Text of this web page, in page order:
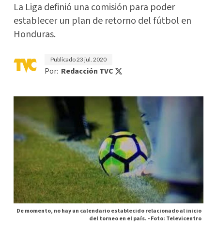
La Liga definió una comisión para poder
establecer un plan de retorno del fútbol en
Honduras.
Publicado23 jul. 2020
Por: Redacción TVC
De momento, no hay un calendario establecido relacionado al inicio
del torneo en el país. -Foto: Televicentro